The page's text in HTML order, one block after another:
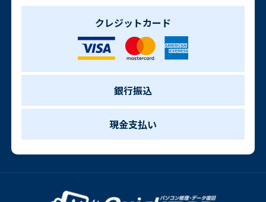
クレジットカード
銀行振込
現金支払い